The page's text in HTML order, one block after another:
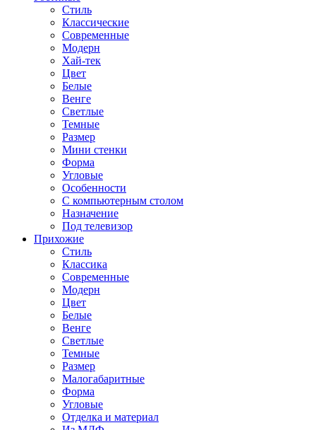
Стиль
Классические
Современные
Модерн
Хай-тек
Цвет
Белые
Венге
Светлые
Темные
Размер
Мини стенки
Форма
Угловые
Особенности
С компьютерным столом
Назначение
Под телевизор
Прихожие
Стиль
Классика
Современные
Модерн
Цвет
Белые
Венге
Светлые
Темные
Размер
Малогабаритные
Форма
Угловые
Отделка и материал